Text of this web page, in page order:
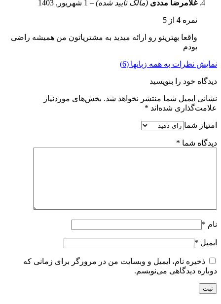
غلامرضا مددی (مالک تایید شده) – 1 شهریور, 1403
نمره 4 از 5
واقعا بهترینو رو ارائه میدید به مشتریاتون من همیشه راضی
بودم
نمایش نظرات به همه زبانها (6)
دیدگاه خود را بنویسید
نشانی ایمیل شما منتشر نخواهد شد. بخش‌های موردنیاز
علامت‌گذاری شده‌اند *
امتیاز شما
دیدگاه شما *
نام *
ایمیل *
ذخیره نام، ایمیل و وبسایت من در مرورگر برای زمانی که
دوباره دیدگاهی می‌نویسم.